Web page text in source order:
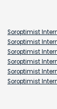
Soroptimist
Soroptimist
Soroptimist
Soroptimist
Soroptimist
Soroptimist